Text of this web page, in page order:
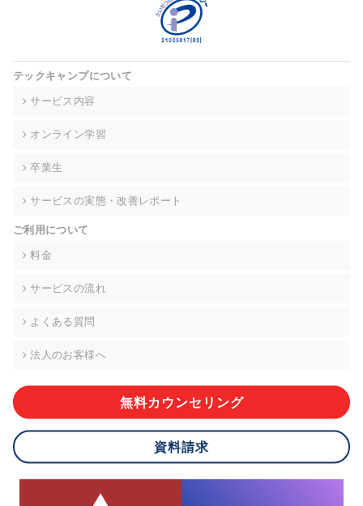
当社は事業運営上、前項利用目的の範囲に限って個人情報を外
高い委託先を選定し、個人情報の適正管理・機密保持について
個人情報の開示等(利用目的の通知、開示、内容の訂正・追加・
て、下記の当社問合わせ窓口に申し出ることができます。その
的な期間内に対応いたします。ただし、申請が本人確認が不可
により、ご希望に添えない場合があります。 なお、アクセスロ
グなどの個人情報以外の情報については、原則として開示等は
株式会社div 個人情報問合せ窓口
メールアドレス:privacy_policy@di-v.co.jp
ご本人様が当社に個人情報を提供されるかどうかは任意による
応ができない場合があります。
8.cookieにより取得・分析した情報とその利用について
当社は第三者が運営するデータ・マネジメント・プラットフォ
ームからcookieにより収集されたウェブの閲覧機歴及びその分
テックキャンプについて
サービス内容
オンライン学習
卒業生
サービスの実態・改善レポート
ご利用について
料金
サービスの流れ
よくある質問
法人のお客様へ
無料カウンセリング
資料請求